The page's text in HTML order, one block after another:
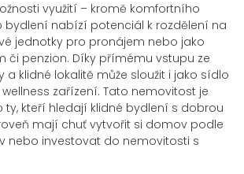
využití – kromě komfortního
nabízí potenciál k rozdělení na
jednotky pro pronájem nebo jako
či penzion. Díky přímému vstupu ze
a klidné lokalitě může sloužit i jako sídlo
zařízení. Tato nemovitost je
kteří hledají klidné bydlení s dobrou
mají chuť vytvořit si domov podle
nebo investovat do nemovitosti s